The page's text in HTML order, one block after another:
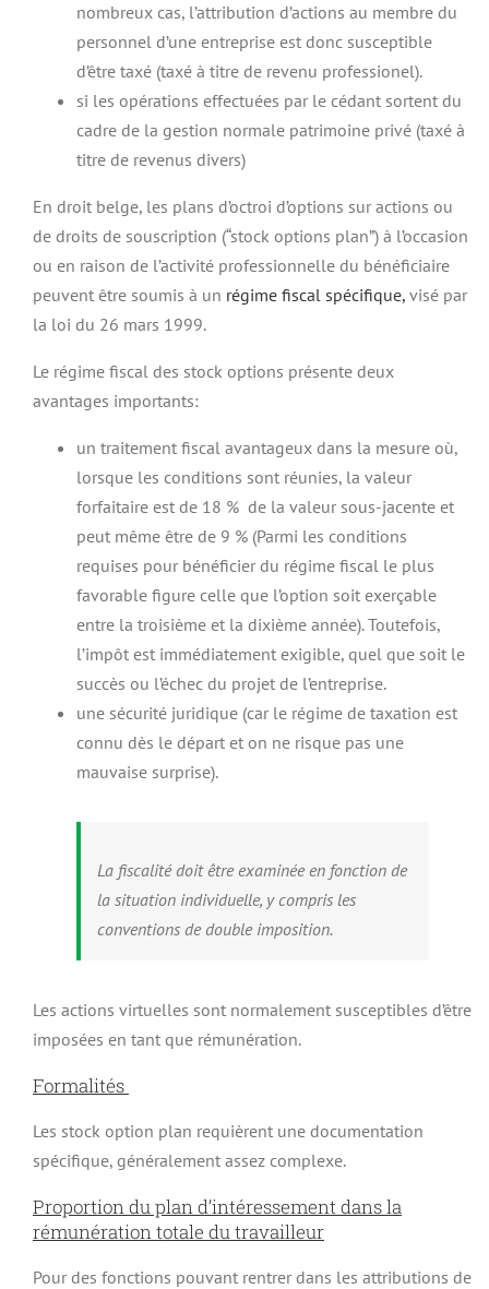
nombreux cas, l’attribution d’actions au membre du
personnel d’une entreprise est donc susceptible
d’être taxé (taxé à titre de revenu professionel).
si les opérations effectuées par le cédant sortent du
cadre de la gestion normale patrimoine privé (taxé à
titre de revenus divers)
En droit belge, les plans d’octroi d’options sur actions ou
de droits de souscription (“stock options plan”) à l’occasion
ou en raison de l’activité professionnelle du bénéficiaire
peuvent être soumis à un régime fiscal spécifique,visé par
la loi du 26 mars 1999.
Le régime fiscal des stock options présente deux
avantages importants:
un traitement fiscal avantageux dans la mesure où,
lorsque les conditions sont réunies, la valeur
forfaitaire est de 18 % de la valeur sous-jacente et
peut même être de 9 % (Parmi les conditions
requises pour bénéficier du régime fiscal le plus
favorable figure celle que l’option soit exerçable
entre la troisième et la dixième année). Toutefois,
l’impôt est immédiatement exigible, quel que soit le
succès ou l’échec du projet de l’entreprise.
une sécurité juridique (car le régime de taxation est
connu dès le départ et on ne risque pas une
mauvaise surprise).
La fiscalité doit être examinée en fonction de
la situation individuelle, y compris les
conventions de double imposition.
Les actions virtuelles sont normalement susceptibles d’être
imposées en tant que rémunération.
Formalités
Les stock option plan requièrent une documentation
spécifique, généralement assez complexe.
Proportion du plan d’intéressement dans la
rémunération totale du travailleur
Pour des fonctions pouvant rentrer dans les attributions de